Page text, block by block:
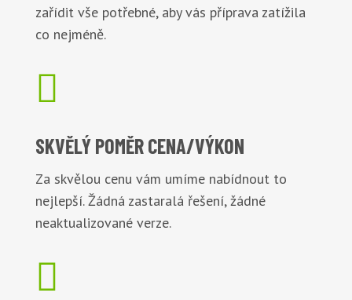
zařídit vše potřebné, aby vás příprava zatížila
co nejméně.

SKVĚLÝ POMĚRCENA/VÝKON
Za skvělou cenu vám umíme nabídnout to
nejlepší. Žádná zastaralá řešení, žádné
neaktualizované verze.
